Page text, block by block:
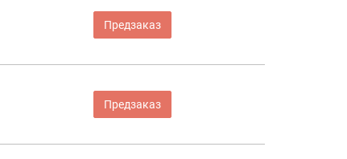
Предзаказ
Предзаказ